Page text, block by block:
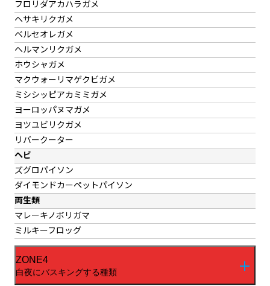
フロリダアカハラガメ
ヘサキリクガメ
ベルセオレガメ
ヘルマンリクガメ
ホウシャガメ
マクウォーリマゲクビガメ
ミシシッピアカミミガメ
ヨーロッパヌマガメ
ヨツユビリクガメ
リバークーター
ヘビ
ズグロパイソン
ダイモンドカーペットパイソン
両生類
マレーキノボリガマ
ミルキーフロッグ
ZONE4
白夜にバスキングする種類